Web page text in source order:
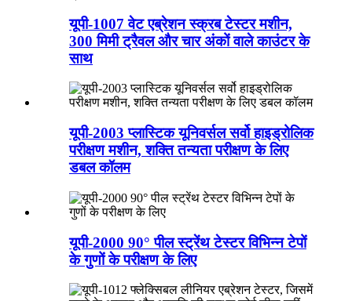
यूपी-1007 वेट एब्रेशन स्क्रब टेस्टर मशीन,
300 मिमी ट्रैवल और चार अंकों वाले काउंटर के
साथ
यूपी-2003 प्लास्टिक यूनिवर्सल सर्वो हाइड्रोलिक
परीक्षण मशीन, शक्ति तन्यता परीक्षण के लिए
डबल कॉलम
यूपी-2000 90° पील स्ट्रेंथ टेस्टर विभिन्न टेपों
के गुणों के परीक्षण के लिए